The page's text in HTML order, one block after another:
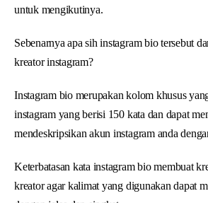
untuk mengikutinya.
Sebenarnya apa sih instagram bio tersebut
kreator instagram?
Instagram bio merupakan kolom khusus
instagram yang berisi 150 kata dan dapat
mendeskripsikan akun instagram anda
Keterbatasan kata instagram bio membuat
kreator agar kalimat yang digunakan dapat